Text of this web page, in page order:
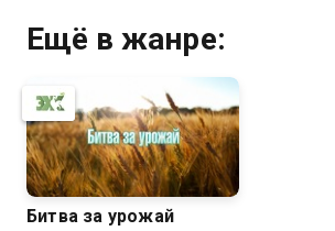
Ещё в жанре:
Битва за урожай